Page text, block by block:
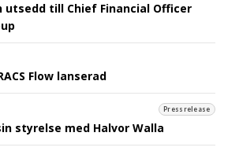
utsedd till Chief Financial Officer
Flow lanserad
Pressrelease
styrelse med Halvor Walla